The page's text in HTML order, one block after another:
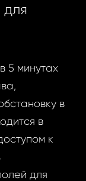
5 минутах
в
в
к
для